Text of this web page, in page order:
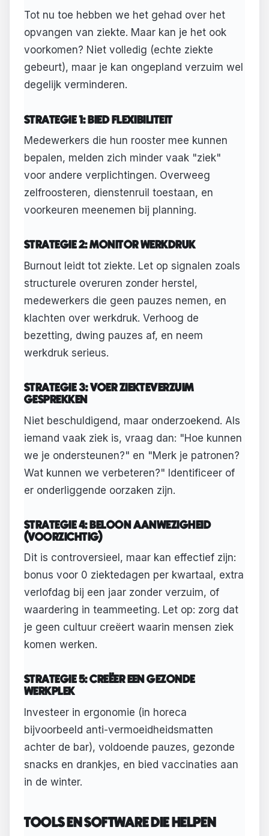
Tot nu toe hebben we het gehad over het
opvangen van ziekte. Maar kan je het ook
voorkomen? Niet volledig (echte ziekte
gebeurt), maar je kan ongepland verzuim wel
degelijk verminderen.
STRATEGIE 1: BIED FLEXIBILITEIT
Medewerkers die hun rooster mee kunnen
bepalen, melden zich minder vaak "ziek"
voor andere verplichtingen. Overweeg
zelfroosteren, dienstenruil toestaan, en
voorkeuren meenemen bij planning.
STRATEGIE 2: MONITOR WERKDRUK
Burnout leidt tot ziekte. Let op signalen zoals
structurele overuren zonder herstel,
medewerkers die geen pauzes nemen, en
klachten over werkdruk. Verhoog de
bezetting, dwing pauzes af, en neem
werkdruk serieus.
STRATEGIE 3: VOER ZIEKTEVERZUIM
GESPREKKEN
Niet beschuldigend, maar onderzoekend. Als
iemand vaak ziek is, vraag dan: "Hoe kunnen
we je ondersteunen?" en "Merk je patronen?
Wat kunnen we verbeteren?" Identificeer of
er onderliggende oorzaken zijn.
STRATEGIE 4: BELOON AANWEZIGHEID
(VOORZICHTIG)
Dit is controversieel, maar kan effectief zijn:
bonus voor 0 ziektedagen per kwartaal, extra
verlofdag bij een jaar zonder verzuim, of
waardering in teammeeting. Let op: zorg dat
je geen cultuur creëert waarin mensen ziek
komen werken.
STRATEGIE 5: CREËER EEN GEZONDE
WERKPLEK
Investeer in ergonomie (in horeca
bijvoorbeeld anti-vermoeidheidsmatten
achter de bar), voldoende pauzes, gezonde
snacks en drankjes, en bied vaccinaties aan
in de winter.
TOOLS EN SOFTWARE DIE HELPEN